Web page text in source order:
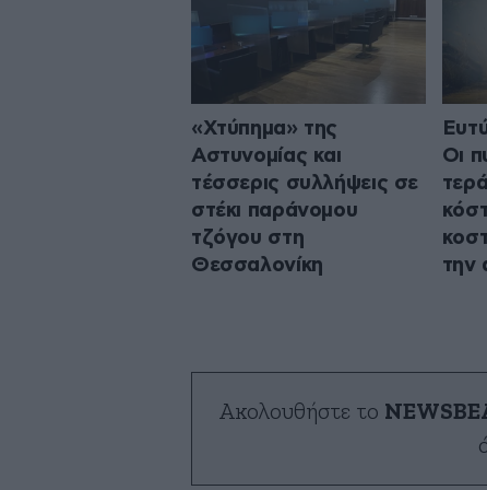
«Χτύπημα» της
Αστυνομίας και
τέσσερις συλλήψεις σε
στέκι παράνομου
τζόγου στη
Θεσσαλονίκη
Οι
την
Ακολουθήστε το